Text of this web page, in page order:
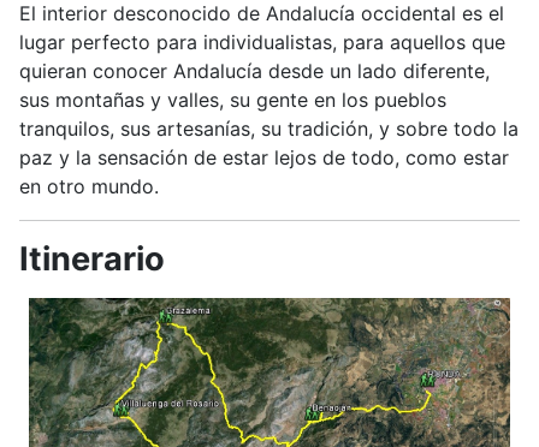
El interior desconocido de Andalucía occidental es el
lugar perfecto para individualistas, para aquellos que
quieran conocer Andalucía desde un lado diferente,
sus montañas y valles, su gente en los pueblos
tranquilos, sus artesanías, su tradición, y sobre todo la
paz y la sensación de estar lejos de todo, como estar
en otro mundo.
Itinerario